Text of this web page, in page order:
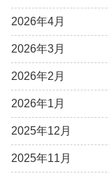
2026年4月
2026年3月
2026年2月
2026年1月
2025年12月
2025年11月